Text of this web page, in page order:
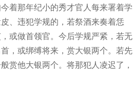
着那年纪小的秀才官人每来署着学
、违犯学规的，若祭酒来奏着恁
或做首领官。今后学规严紧，若无
，或绑缚将来，赏大银两个。若先
赏他大银两个。将那犯人凌迟了，